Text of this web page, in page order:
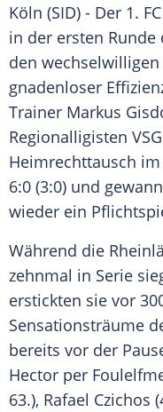
Köln (SID) - Der 1.
in der ersten Runde
den
gnadenloser
Trainer Markus
Regionalligisten
Heimrechttausch
6:0 (3:0) und
wieder ein
Während die
zehnmal in Serie
erstickten sie vor
Sensationsträume
bereits vor der
Hector per
63.), Rafael Czichos